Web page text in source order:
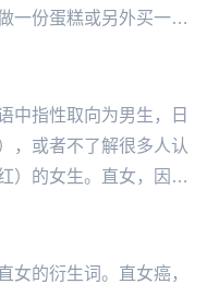
一份蛋糕或另外买一
中指‌‌‌‌‌‌‌‌‌‌‌性取向为男生，日
，或者不了解很多人认
）的女生。直女，因为
女的衍生词。直女癌，